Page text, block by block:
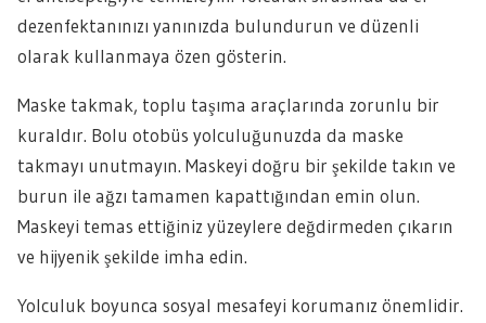
dezenfektanınızı yanınızda bulundurun ve düzenli
olarak kullanmaya özen gösterin.
Maske takmak, toplu taşıma araçlarında zorunlu bir
kuraldır. Bolu otobüs yolculuğunuzda da maske
takmayı unutmayın. Maskeyi doğru bir şekilde takın ve
burun ile ağzı tamamen kapattığından emin olun.
Maskeyi temas ettiğiniz yüzeylere değdirmeden çıkarın
ve hijyenik şekilde imha edin.
Yolculuk boyunca sosyal mesafeyi korumanız önemlidir.